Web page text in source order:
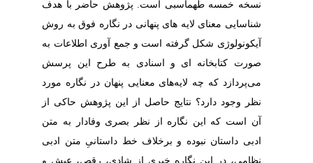
نسخه خمسه طهماسبی است. پژوهش حاضر با هدف
شناسایی معنای لایه های پنهانی در نگاره فوق به روش
آیکونولوژی شکل گرفته است و جمع آوری اطلاعات به
صورت کتابخانه ای و اسنادی به طرح این پرسش
می‌پردازد که چه لایه‌های معنایی پنهان در نگاره مورد
نظر وجود دارد؟ نتایج حاصل از این پژوهش حاکی از
آن است که این نگاره از نظر بصری وفادار به متن
ادبی داستان نبوده و برخلاف خط داستانیِ متن ادبی
نظامی، در این نگاره خبری از شادی، رقص، عیش و